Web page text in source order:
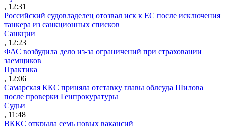
, 12:31
Российский судовладелец отозвал иск к ЕС после исключения
танкера из санкционных списков
Санкции
, 12:23
ФАС возбудила дело из-за ограничений при страховании
заемщиков
Практика
, 12:06
Самарская ККС приняла отставку главы облсуда Шилова
после проверки Генпрокуратуры
Судьи
, 11:48
ВККС открыла семь новых вакансий